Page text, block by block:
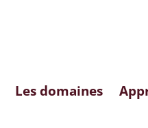
Les domaines